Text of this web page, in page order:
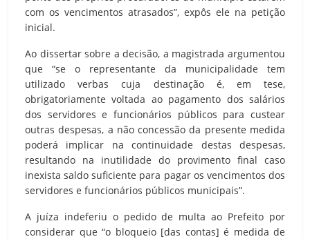
com os vencimentos atrasados”, expôs ele na petição
inicial.
Ao dissertar sobre a decisão, a magistrada argumentou
que “se o representante da municipalidade tem
utilizado verbas cuja destinação é, em tese,
obrigatoriamente voltada ao pagamento dos salários
dos servidores e funcionários públicos para custear
outras despesas, a não concessão da presente medida
poderá implicar na continuidade destas despesas,
resultando na inutilidade do provimento final caso
inexista saldo suficiente para pagar os vencimentos dos
servidores e funcionários públicos municipais”.
A juíza indeferiu o pedido de multa ao Prefeito por
considerar que “o bloqueio [das contas] é medida de